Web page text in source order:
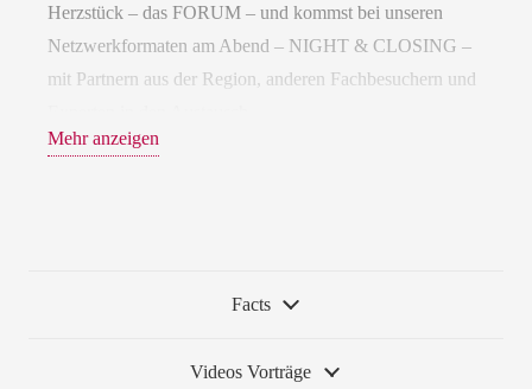
Herzstück – das FORUM – und kommst bei unseren
Netzwerkformaten am Abend – NIGHT & CLOSING –
mit Partnern aus der Region, anderen Fachbesuchern und
Mehr anzeigen
Facts
Videos Vorträge